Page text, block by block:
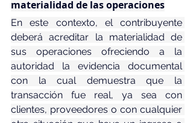
materialidad de las operaciones
En este contexto, el contribuyente
deberá acreditar la materialidad de
sus operaciones ofreciendo a la
autoridad la evidencia documental
con la cual demuestra que la
transacción fue real, ya sea con
clientes, proveedores o con cualquier